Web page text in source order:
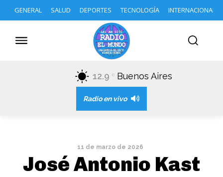
GENERAL SALUD DEPORTES TECNOLOGÍA INTERNACIONAL
12.9 C Buenos Aires
Radio en vivo
11 de marzo de 2026
José Antonio Kast